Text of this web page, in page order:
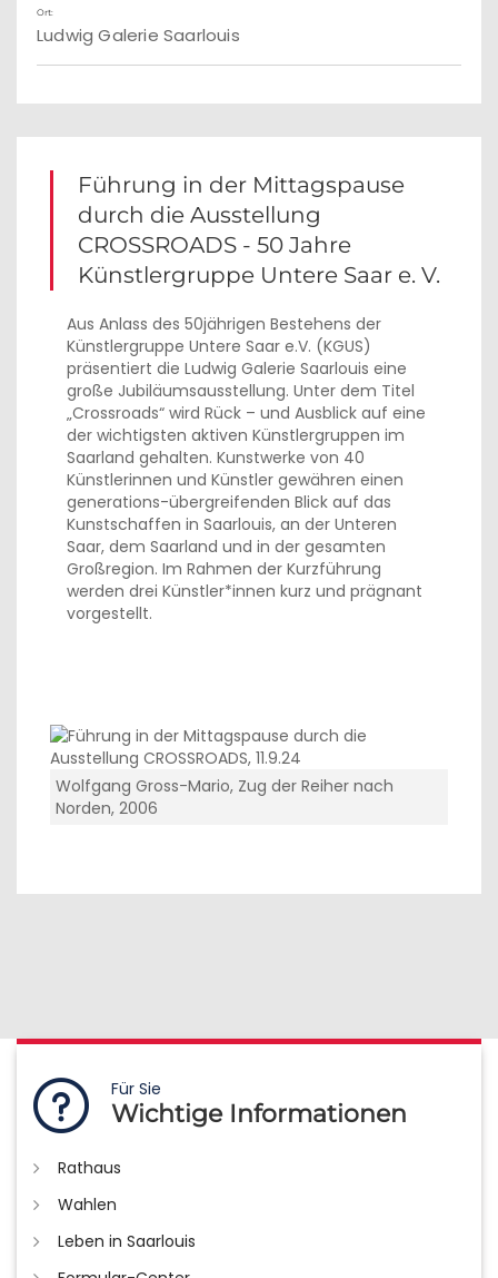
Ort:
Ludwig Galerie Saarlouis
Führung in der Mittagspause
durch die Ausstellung
CROSSROADS - 50 Jahre
Künstlergruppe Untere Saar e. V.
Aus Anlass des 50jährigen Bestehens der
Künstlergruppe Untere Saar e.V. (KGUS)
präsentiert die Ludwig Galerie Saarlouis eine
große Jubiläumsausstellung. Unter dem Titel
„Crossroads“ wird Rück – und Ausblick auf eine
der wichtigsten aktiven Künstlergruppen im
Saarland gehalten. Kunstwerke von 40
Künstlerinnen und Künstler gewähren einen
generations-übergreifenden Blick auf das
Kunstschaffen in Saarlouis, an der Unteren
Saar, dem Saarland und in der gesamten
Großregion. Im Rahmen der Kurzführung
werden drei Künstler*innen kurz und prägnant
vorgestellt.
Wolfgang Gross-Mario, Zug der Reiher nach
Norden, 2006
Für Sie
Wichtige Informationen
Rathaus
Wahlen
Leben in Saarlouis